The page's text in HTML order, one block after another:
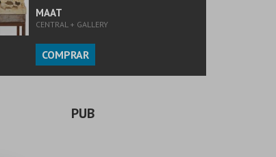
MAAT
CENTRAL + GALLERY
COMPRAR
PUB